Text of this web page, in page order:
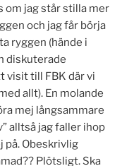
om jag står stilla mer
och jag får börja
ryggen (hände i
diskuterade
visit till FBK där vi
allt). En molande
mej långsammare
alltså jag faller ihop
på. Obeskrivlig
Plötsligt. Ska